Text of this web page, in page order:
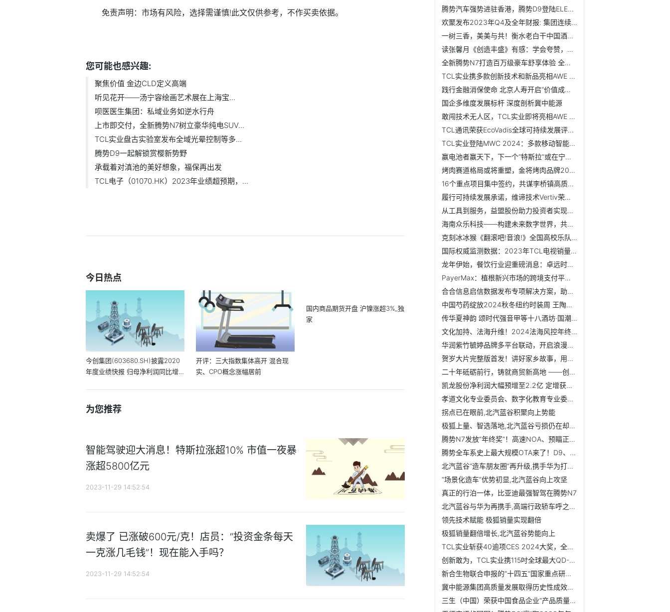
免责声明：市场有风险，选择需谨慎!此文仅供参考，不作买卖依据。
您可能也感兴趣:
聚焦价值 金边CLD定义高端
听见花开——汤宁容绘画艺术展在上海宝...
呗医医生集团：私域业务如逆水行舟
上市即交付，全新腾势N7树立豪华纯电SUV...
TCL实业盘古实验室发布全域光晕控制等多...
腾势D9一起解锁赏樱新势野
承载着对滇池的美好想象，福保再出发
TCL电子（01070.HK）2023年业绩超预期，...
今日热点
今创集团(603680.SH)披露2020
年度业绩快报 归母净利润同比增
开评：三大指数集体高开 混合现
实、CPO概念涨幅居前
国内商品期货开盘 沪镍涨超3%_独
家
为您推荐
智能驾驶迎大消息！特斯拉涨超10% 市值一夜暴
涨超5800亿元
2023-11-29 14:52:54
卖爆了 已涨破600元/克！店员：“投资金条每天
一克涨几毛钱”！现在能入手吗？
2023-11-29 14:52:54
腾势汽车强势进驻香港，腾势D9登陆ELEMENTS圆方商场
欢聚发布2023年Q4及全年财报: 集团连续三年实现盈利 全球用...
一树三香，美美与共！衡水老白干中国酒业价值增长大会绽放成...
读张馨月《创造丰盛》有感：学会夸赞，展现人生大格局
全新腾势N7打造百万级豪车舒享体验 全新设计不负期待
TCL实业携多款创新技术和新品亮相AWE 2024，以敢为精神勇闯...
践行金融消保使命 北京人寿开启“价值成长 创新发展”新三年
国企多维度发展标杆 深度剖析冀中能源
敢闯技术无人区，TCL实业即将亮相AWE 2024
TCL通讯荣获EcoVadis全球可持续发展评级金牌勋章
TCL实业登陆MWC 2024：多款移动智能终端产品亮相，擘画移动...
赢电池者赢天下，下一个“特斯拉”或在宁德时代的客户里
烤肉赛道格局或将重塑，金将烤肉品牌2024年率先完成8000万融资
16个重点项目集中签约，共谋李桥镇高质量发展
履行可持续发展承诺，维谛技术Vertiv荣登福布斯榜单！
从工具到服务，益盟股份助力投资者实现价值投资
海南众乐科技——构建未来数字世界，共享无限可能，获天使轮融资
克刻冰冰猴《翻滚吧!音浪!》全国高校乐队人气争霸赛总决赛燃...
国际权威监测数据：2023年TCL电视销量蝉联全球第二，中国品牌第一
龙年伊始，餐饮行业迎重磅消息：卓远时代集团获8000万A轮融资加持
PayerMax：植根新兴市场的跨境支付平台驱动游戏行业出海
合合信息启信数据发布专项解决方案，助力银行精准服务特色产业
中国芍药绽放2024秋冬纽约时装周 王陶携手梅耶·马斯克奉上...
传华夏神韵 颂时代强音甲等十八酒坊·国潮之夜登陆河北荧屏
文化加持、法海升维！2024法海风控年终盛典圆满举行
华润紫竹毓婷品牌多平台联动，开启浪漫情人节心动旅程
贺岁大片完整版首发！讲好家乡故事，用匠心守护“家乡味”！
二十年砥砺前行，铸就商贸新高地 ——创意链接世界
凯龙股份净利润大幅预增至2.2亿 定增获批扩产能
孝道文化专业委员会、数字化教育专业委员会在京揭牌成立
拐点已在眼前,北汽蓝谷积聚向上势能
极狐上量、智选落地,北汽蓝谷亏损仍在却见未来
腾势N7发放“年终奖”！高速NOA、预瞄正式推送，智能驾驶领先...
腾势全车系史上最大规模OTA来了！D9、N7、N8全面焕新
北汽蓝谷“造车朋友圈”再升级,携手华为打造的智选车型即将亮相
“场景化造车”优势初显,北汽蓝谷向上攻坚
真正的行泊一体，比亚迪最强智驾在腾势N7
北汽蓝谷与华为再携手,高端行政轿车呼之欲出
领先技术赋能 极狐销量实现翻倍
极狐销量翻倍增长,北汽蓝谷势能向上
TCL实业斩获40逾项CES 2024大奖，全球最大QD-Mini LED电视广受认可
创新敢为，TCL实业携115吋全球最大QD-Mini LED电视登陆CES 2024
新合生物联合申报的“十四五”国家重点研发计划重点专项获批立项
冀中能源集团高质量发展取得历史性成效，煤炭板块贡献突出 ...
三生（中国）荣获中国食品企业“产品质量管控奖”